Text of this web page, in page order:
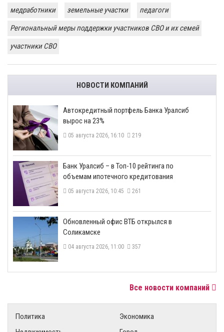
медработники
земельные участки
педагоги
Региональный меры поддержки участников СВО и их семей
участники СВО
НОВОСТИ КОМПАНИЙ
​Автокредитный портфель Банка Уралсиб
вырос на 23%
05 августа 2026, 16:10 219
​Банк Уралсиб – в Топ-10 рейтинга по
объемам ипотечного кредитования
05 августа 2026, 10:45 261
​Обновленный офис ВТБ открылся в
Соликамске
04 августа 2026, 11:00 357
Все новости компаний
Политика
Экономика